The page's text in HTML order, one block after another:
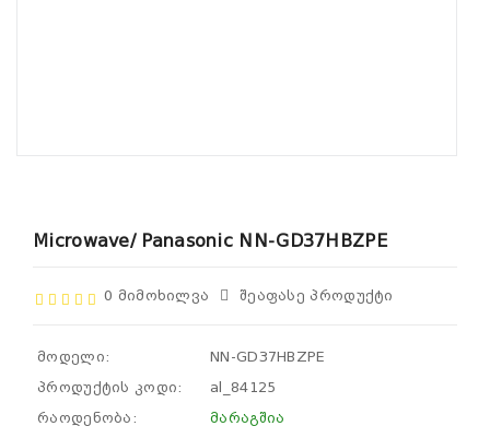
Microwave/ Panasonic NN-GD37HBZPE
0 Მიმოხილვა Შეაფასე Პროდუქტი
მოდელი:
NN-GD37HBZPE
პროდუქტის კოდი:
al_84125
რაოდენობა:
მარაგშია